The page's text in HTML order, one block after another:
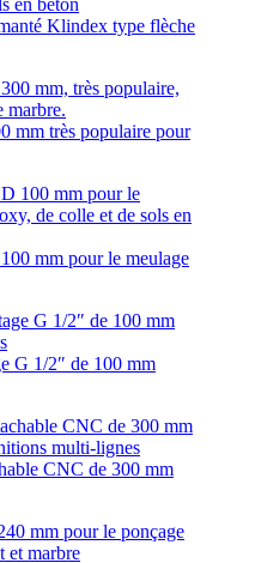
Klindex type flèche
mm très populaire pour
mm pour le meulage
G 1/2″ de 100 mm
CNC de 300 mm